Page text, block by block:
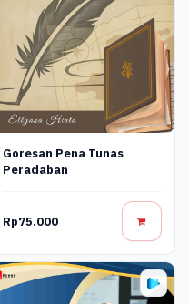
Goresan Pena Tunas
Peradaban
Rp75.000